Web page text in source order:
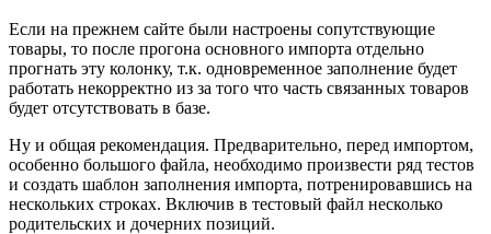
Если на прежнем сайте были настроены сопутствующие
товары, то после прогона основного импорта отдельно
прогнать эту колонку, т.к. одновременное заполнение будет
работать некорректно из за того что часть связанных товаров
будет отсутствовать в базе.
Ну и общая рекомендация. Предварительно, перед импортом,
особенно большого файла, необходимо произвести ряд тестов
и создать шаблон заполнения импорта, потренировавшись на
нескольких строках. Включив в тестовый файл несколько
родительских и дочерних позиций.